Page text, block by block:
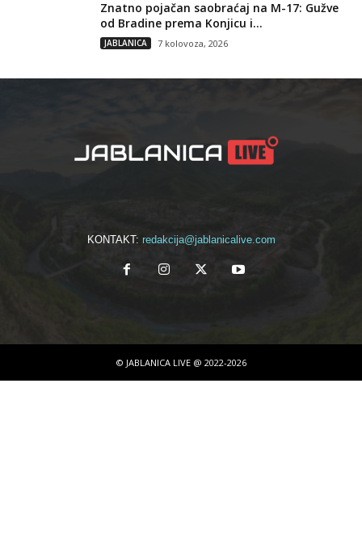
Znatno pojačan saobraćaj na M-17: Gužve
od Bradine prema Konjicu i...
JABLANICA 7 kolovoza, 2026
KONTAKT: redakcija@jablanicalive.com
© JABLANICA LIVE @ 2022-2026